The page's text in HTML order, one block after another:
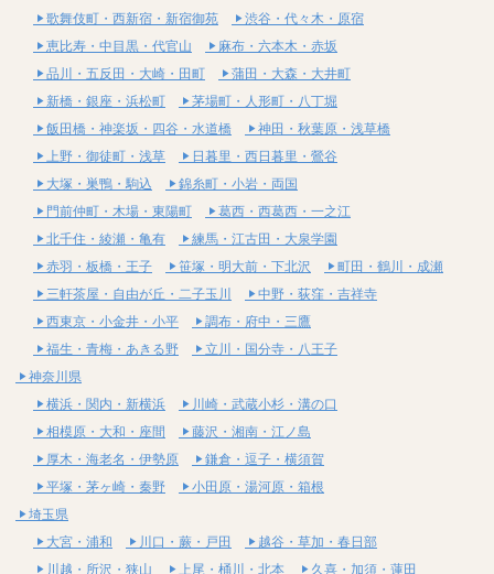
歌舞伎町・西新宿・新宿御苑
渋谷・代々木・原宿
恵比寿・中目黒・代官山
麻布・六本木・赤坂
品川・五反田・大崎・田町
蒲田・大森・大井町
新橋・銀座・浜松町
茅場町・人形町・八丁堀
飯田橋・神楽坂・四谷・水道橋
神田・秋葉原・浅草橋
上野・御徒町・浅草
日暮里・西日暮里・鶯谷
大塚・巣鴨・駒込
錦糸町・小岩・両国
門前仲町・木場・東陽町
葛西・西葛西・一之江
北千住・綾瀬・亀有
練馬・江古田・大泉学園
赤羽・板橋・王子
笹塚・明大前・下北沢
町田・鶴川・成瀬
三軒茶屋・自由が丘・二子玉川
中野・荻窪・吉祥寺
西東京・小金井・小平
調布・府中・三鷹
福生・青梅・あきる野
立川・国分寺・八王子
神奈川県
横浜・関内・新横浜
川崎・武蔵小杉・溝の口
相模原・大和・座間
藤沢・湘南・江ノ島
厚木・海老名・伊勢原
鎌倉・逗子・横須賀
平塚・茅ヶ崎・秦野
小田原・湯河原・箱根
埼玉県
大宮・浦和
川口・蕨・戸田
越谷・草加・春日部
川越・所沢・狭山
上尾・桶川・北本 久喜・加須・蓮田